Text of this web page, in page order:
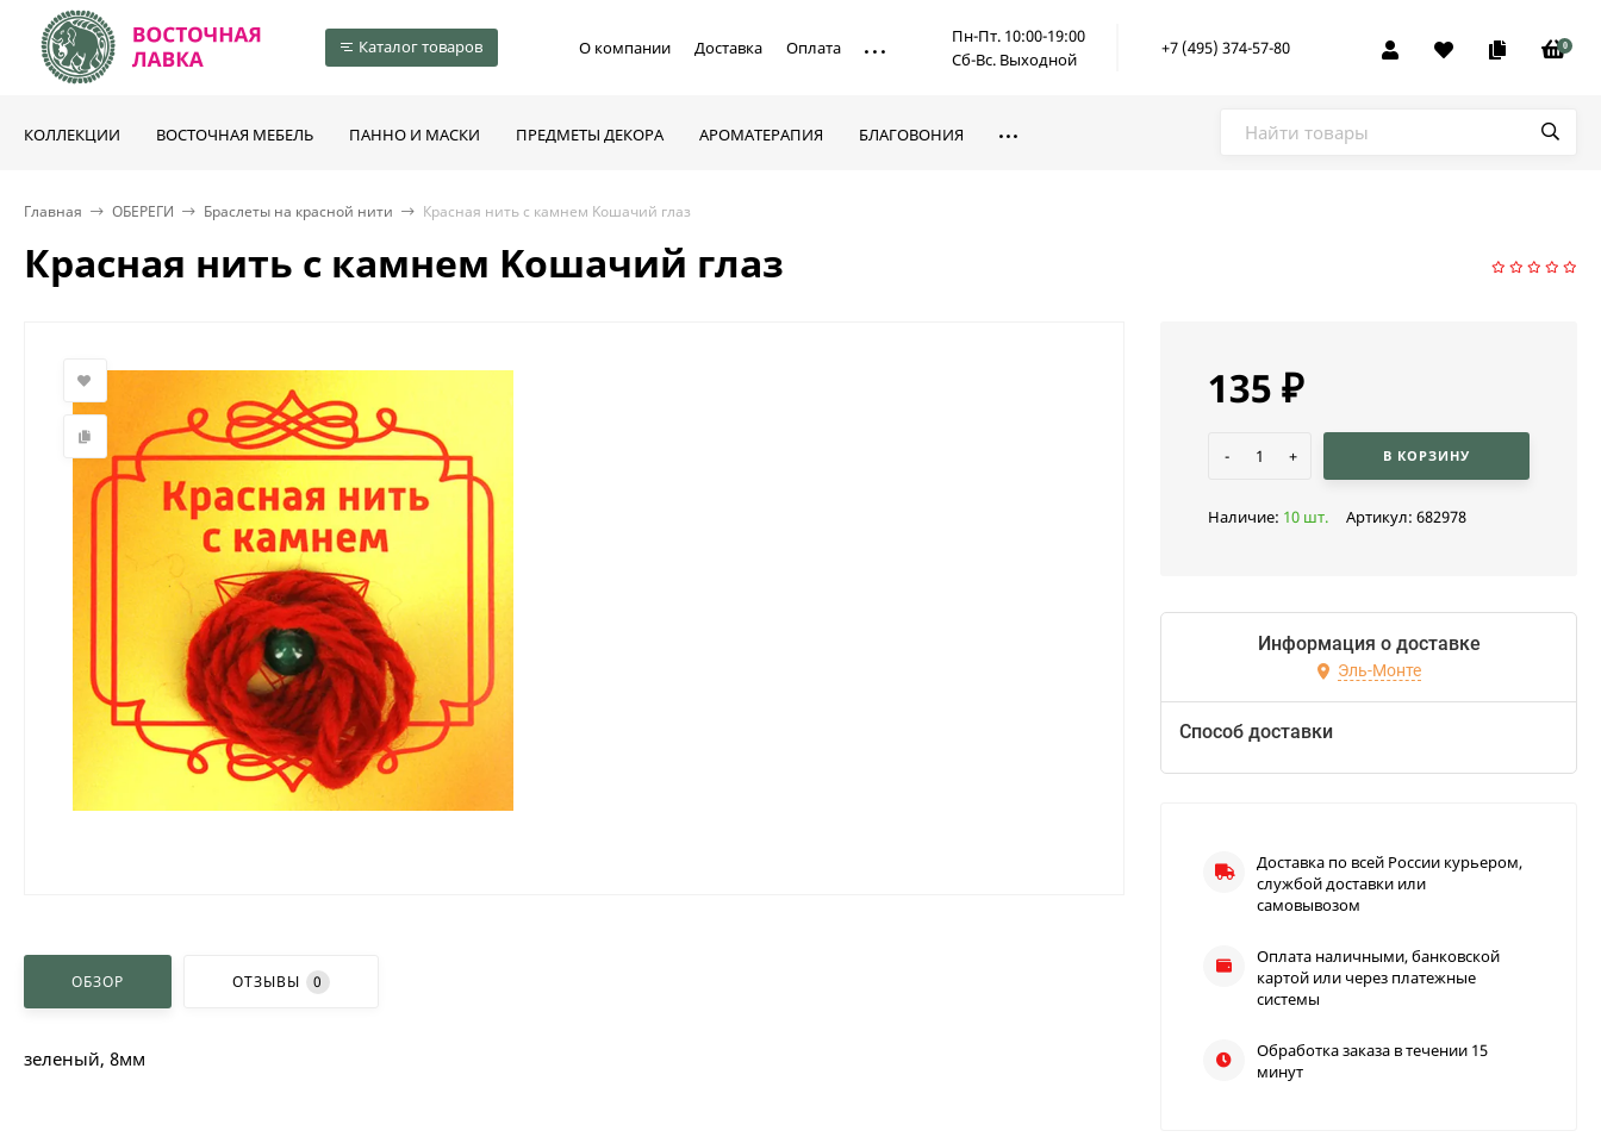
Каталог товаров О компании Доставка Оплата
Пн-Пт. 10:00-19:00
Сб-Вс. Выходной
+7 (495) 374-57-80 0
КОЛЛЕКЦИИ ВОСТОЧНАЯ МЕБЕЛЬ ПАННО И МАСКИ ПРЕДМЕТЫ ДЕКОРА АРОМАТЕРАПИЯ БЛАГОВОНИЯ
Главная ОБЕРЕГИ Браслеты на красной нити Красная нить с камнем Koшaчий глaз
Красная нить с камнем Koшaчий глaз
ОБЗОР ОТЗЫВЫ 0
зеленый, 8мм
135 ₽
- + В КОРЗИНУ
Наличие: 10 шт. Артикул: 682978
Информация о доставке
Эль-Монте
Способ доставки
Доставка по всей России курьером,
службой доставки или
самовывозом
Оплата наличными, банковской
картой или через платежные
системы
Обработка заказа в течении 15
минут